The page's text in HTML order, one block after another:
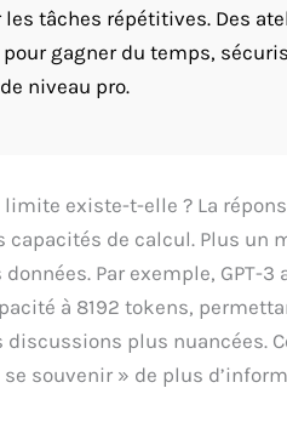
tâches répétitives. Des
gagner du temps,
niveau pro.
limite existe-t-elle ? La
capacités de calcul. Plus un
Par exemple, GPT-
à 8192 tokens,
discussions plus nuancées.
souvenir » de plus